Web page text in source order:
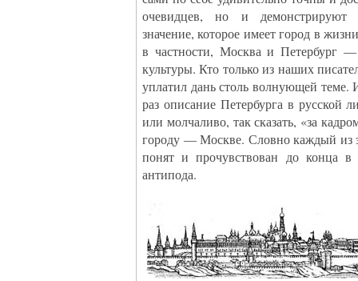
очевидцев, но и демонстрируют
значение, которое имеет город в
в частности, Москва и Петербург —
культуры. Кто только из наших
уплатил дань столь волнующей теме.
раз описание Петербурга в русской
или молчаливо, так сказать, «за
городу — Москве. Словно каждый из
понят и прочувствован до конца в
антипода.